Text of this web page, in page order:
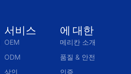
서비스
OEM
ODM
상인
에 대한
메리칸 소개
품질 & 안전
인증